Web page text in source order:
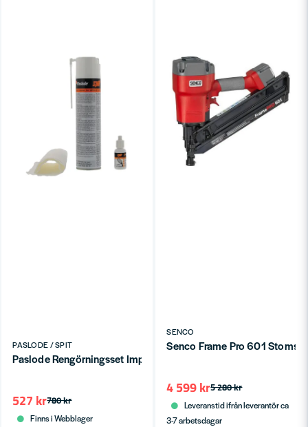
PASLODE / SPIT
Paslode Rengörningsset Impulse/Pulsa
780 kr
527 kr
Finns i Webblager
SENCO
Senco Frame Pro 601
5 280 kr
4 599 kr
Leveranstid ifrån leverantör ca
3-7 arbetsdagar